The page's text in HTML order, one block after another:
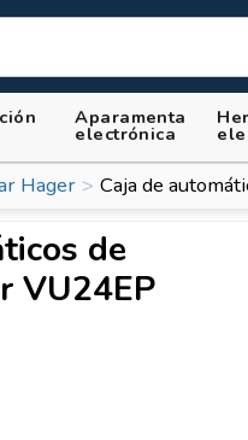
Aparamenta
electrónica
Hager Caja de
de
VU24EP